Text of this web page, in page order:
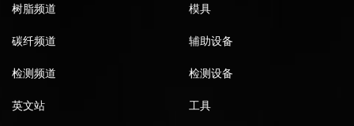
树脂频道
碳纤频道
检测频道
英文站
模具
辅助设备
检测设备
工具